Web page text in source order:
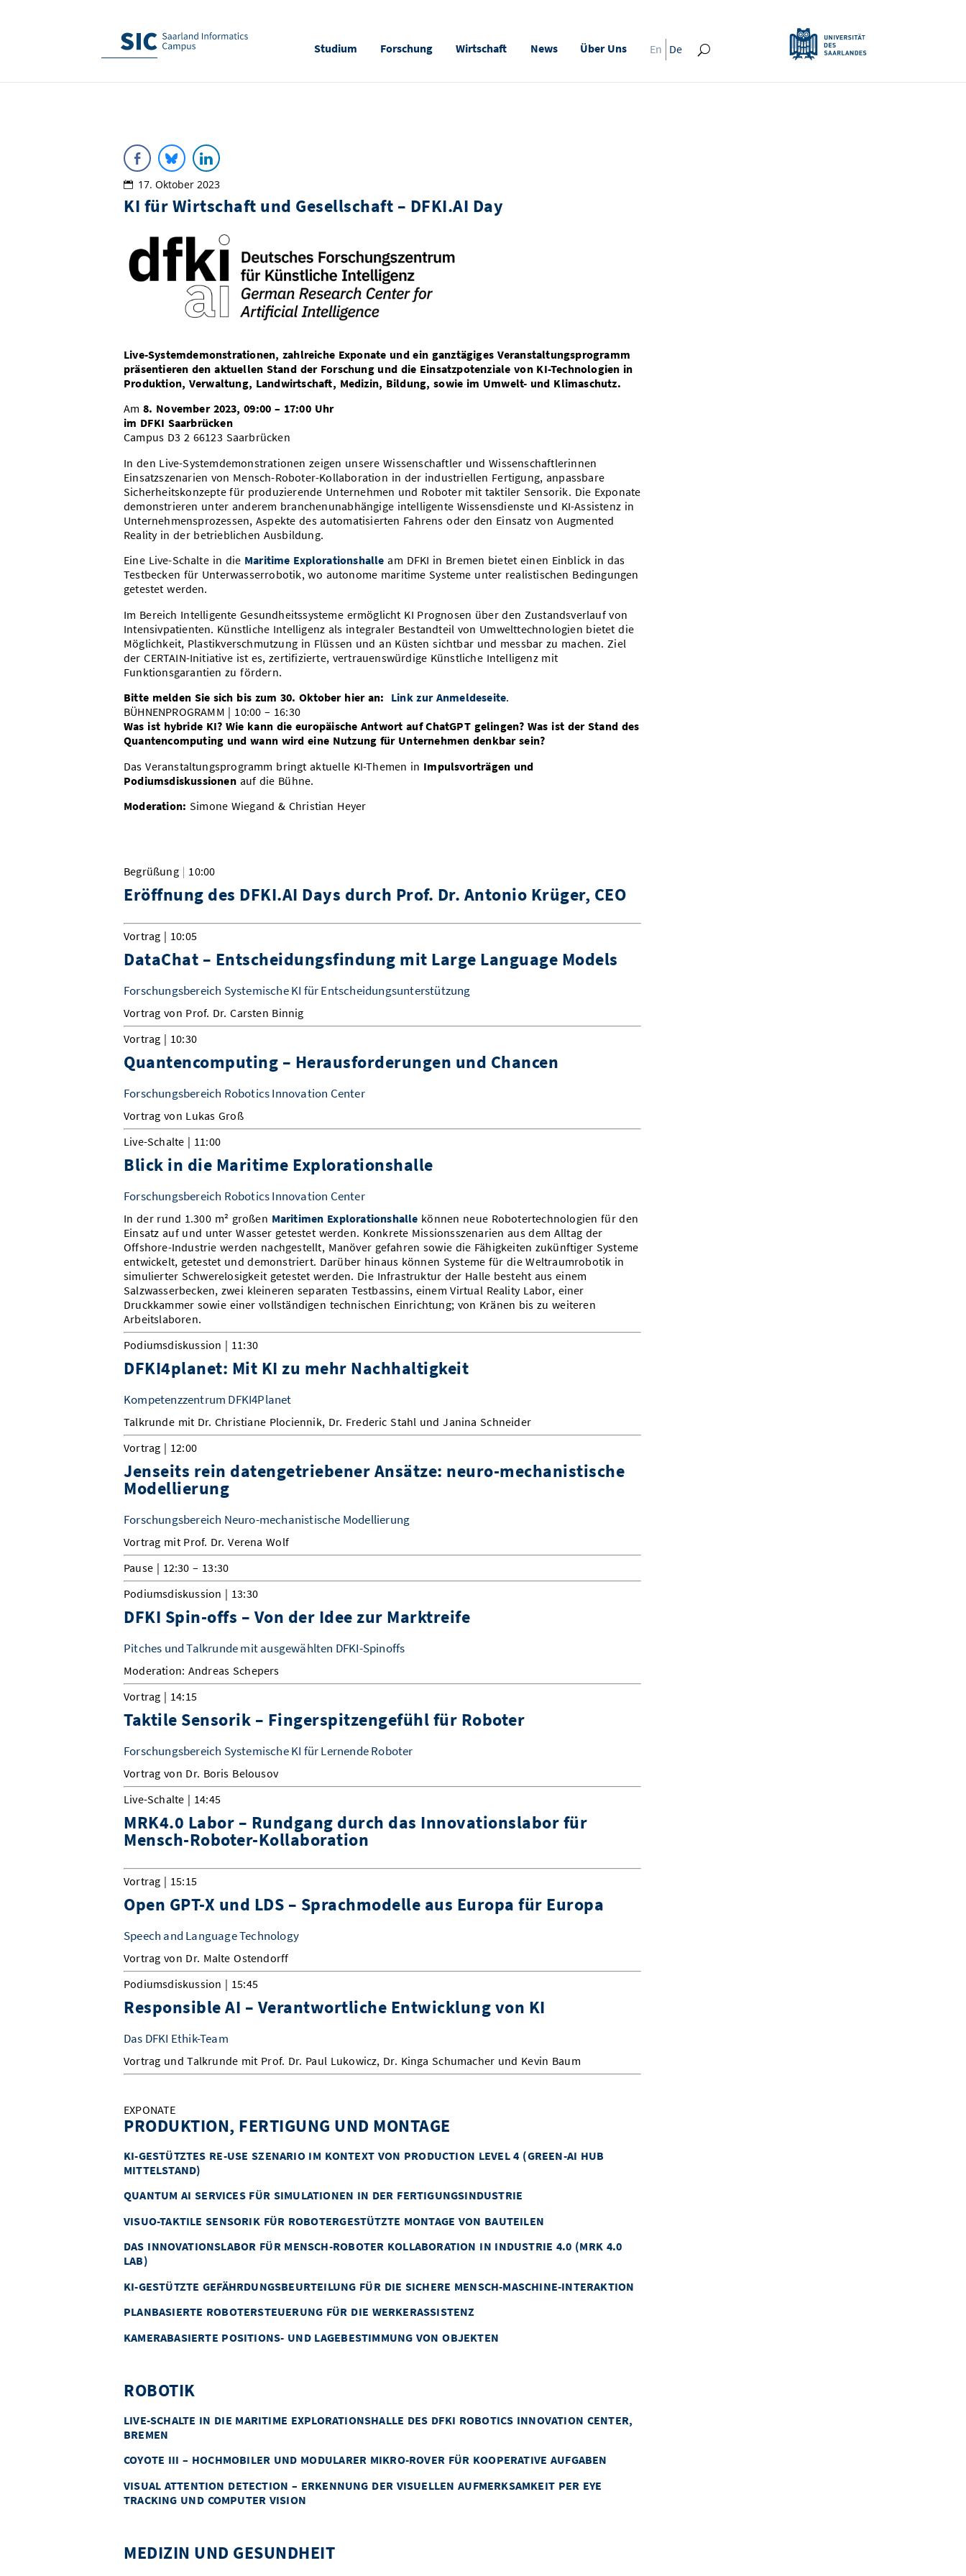
Studium Forschung Wirtschaft News Über Uns En De
17. Oktober 2023
KI für Wirtschaft und Gesellschaft – DFKI.AI Day
Live-Systemdemonstrationen, zahlreiche Exponate und ein ganztägiges Veranstaltungsprogramm
präsentieren den aktuellen Stand der Forschung und die Einsatzpotenziale von KI-Technologien in
Produktion, Verwaltung, Landwirtschaft, Medizin, Bildung, sowie im Umwelt- und Klimaschutz.
Am 8. November 2023, 09:00 – 17:00 Uhr
im DFKI Saarbrücken
Campus D3 2 66123 Saarbrücken
In den Live-Systemdemonstrationen zeigen unsere Wissenschaftler und Wissenschaftlerinnen
Einsatzszenarien von Mensch-Roboter-Kollaboration in der industriellen Fertigung, anpassbare
Sicherheitskonzepte für produzierende Unternehmen und Roboter mit taktiler Sensorik. Die Exponate
demonstrieren unter anderem branchenunabhängige intelligente Wissensdienste und KI-Assistenz in
Unternehmensprozessen, Aspekte des automatisierten Fahrens oder den Einsatz von Augmented
Reality in der betrieblichen Ausbildung.
Eine Live-Schalte in die Maritime Explorationshalle am DFKI in Bremen bietet einen Einblick in das
Testbecken für Unterwasserrobotik, wo autonome maritime Systeme unter realistischen Bedingungen
getestet werden.
Im Bereich Intelligente Gesundheitssysteme ermöglicht KI Prognosen über den Zustandsverlauf von
Intensivpatienten. Künstliche Intelligenz als integraler Bestandteil von Umwelttechnologien bietet die
Möglichkeit, Plastikverschmutzung in Flüssen und an Küsten sichtbar und messbar zu machen. Ziel
der CERTAIN-Initiative ist es, zertifizierte, vertrauenswürdige Künstliche Intelligenz mit
Funktionsgarantien zu fördern.
Bitte melden Sie sich bis zum 30. Oktober hier an:
Link zur Anmeldeseite.
BÜHNENPROGRAMM | 10:00 – 16:30
Was ist hybride KI? Wie kann die europäische Antwort auf ChatGPT gelingen? Was ist der Stand des
Quantencomputing und wann wird eine Nutzung für Unternehmen denkbar sein?
Das Veranstaltungsprogramm bringt aktuelle KI-Themen in Impulsvorträgen und
Podiumsdiskussionenauf die Bühne.
Moderation: Simone Wiegand & Christian Heyer
Begrüßung | 10:00
Eröffnung des DFKI.AI Days durch Prof. Dr. Antonio Krüger, CEO
Vortrag | 10:05
DataChat – Entscheidungsfindung mit Large Language Models
Forschungsbereich Systemische KI für Entscheidungsunterstützung
Vortrag von Prof. Dr. Carsten Binnig
Vortrag | 10:30
Quantencomputing – Herausforderungen und Chancen
Forschungsbereich Robotics Innovation Center
Vortrag von Lukas Groß
Live-Schalte | 11:00
Blick in die Maritime Explorationshalle
Forschungsbereich Robotics Innovation Center
In der rund 1.300 m² großen Maritimen Explorationshalle können neue Robotertechnologien für den
Einsatz auf und unter Wasser getestet werden. Konkrete Missionsszenarien aus dem Alltag der
Offshore-Industrie werden nachgestellt, Manöver gefahren sowie die Fähigkeiten zukünftiger Systeme
entwickelt, getestet und demonstriert. Darüber hinaus können Systeme für die Weltraumrobotik in
simulierter Schwerelosigkeit getestet werden. Die Infrastruktur der Halle besteht aus einem
Salzwasserbecken, zwei kleineren separaten Testbassins, einem Virtual Reality Labor, einer
Druckkammer sowie einer vollständigen technischen Einrichtung; von Kränen bis zu weiteren
Arbeitslaboren.
Podiumsdiskussion | 11:30
DFKI4planet: Mit KI zu mehr Nachhaltigkeit
Kompetenzzentrum DFKI4Planet
Talkrunde mit Dr. Christiane Plociennik, Dr. Frederic Stahl und Janina Schneider
Vortrag | 12:00
Jenseits rein datengetriebener Ansätze: neuro-mechanistische
Modellierung
Forschungsbereich Neuro-mechanistische Modellierung
Vortrag mit Prof. Dr. Verena Wolf
Pause | 12:30 – 13:30
Podiumsdiskussion | 13:30
DFKI Spin-offs – Von der Idee zur Marktreife
Pitches und Talkrunde mit ausgewählten DFKI-Spinoffs
Moderation: Andreas Schepers
Vortrag | 14:15
Taktile Sensorik – Fingerspitzengefühl für Roboter
Forschungsbereich Systemische KI für Lernende Roboter
Vortrag von Dr. Boris Belousov
Live-Schalte | 14:45
MRK4.0 Labor – Rundgang durch das Innovationslabor für
Mensch-Roboter-Kollaboration
Vortrag | 15:15
Open GPT-X und LDS – Sprachmodelle aus Europa für Europa
Speech and Language Technology
Vortrag von Dr. Malte Ostendorff
Podiumsdiskussion | 15:45
Responsible AI – Verantwortliche Entwicklung von KI
Das DFKI Ethik-Team
Vortrag und Talkrunde mit Prof. Dr. Paul Lukowicz, Dr. Kinga Schumacher und Kevin Baum
EXPONATE
PRODUKTION, FERTIGUNG UND MONTAGE
KI-GESTÜTZTES RE-USE SZENARIO IM KONTEXT VON PRODUCTION LEVEL 4 (GREEN-AI HUB
MITTELSTAND)
QUANTUM AI SERVICES FÜR SIMULATIONEN IN DER FERTIGUNGSINDUSTRIE
VISUO-TAKTILE SENSORIK FÜR ROBOTERGESTÜTZTE MONTAGE VON BAUTEILEN
DAS INNOVATIONSLABOR FÜR MENSCH-ROBOTER KOLLABORATION IN INDUSTRIE 4.0 (MRK 4.0
LAB)
KI-GESTÜTZTE GEFÄHRDUNGSBEURTEILUNG FÜR DIE SICHERE MENSCH-MASCHINE-INTERAKTION
PLANBASIERTE ROBOTERSTEUERUNG FÜR DIE WERKERASSISTENZ
KAMERABASIERTE POSITIONS- UND LAGEBESTIMMUNG VON OBJEKTEN
ROBOTIK
LIVE-SCHALTE IN DIE MARITIME EXPLORATIONSHALLE DES DFKI ROBOTICS INNOVATION CENTER,
BREMEN
COYOTE III – HOCHMOBILER UND MODULARER MIKRO-ROVER FÜR KOOPERATIVE AUFGABEN
VISUAL ATTENTION DETECTION – ERKENNUNG DER VISUELLEN AUFMERKSAMKEIT PER EYE
TRACKING UND COMPUTER VISION
MEDIZIN UND GESUNDHEIT